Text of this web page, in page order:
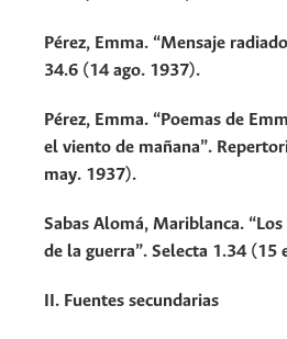
Pérez, Emma. “Mensaje
34.6 (14 ago. 1937).
Pérez, Emma. “Poemas de
el viento de mañana”.
may. 1937).
Sabas Alomá, Mariblanca.
de la guerra”. Selecta 1.34 (15
II. Fuentes secundarias